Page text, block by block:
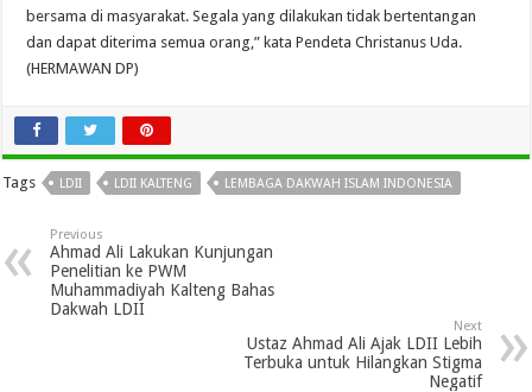
bersama di masyarakat. Segala yang dilakukan tidak bertentangan
dan dapat diterima semua orang,” kata Pendeta Christanus Uda.
(HERMAWAN DP)
Tags LDII LDII KALTENG LEMBAGA DAKWAH ISLAM INDONESIA
Previous
Ahmad Ali Lakukan Kunjungan
Penelitian ke PWM
Muhammadiyah Kalteng Bahas
Dakwah LDII
Next
Ustaz Ahmad Ali Ajak LDII Lebih
Terbuka untuk Hilangkan Stigma
Negatif